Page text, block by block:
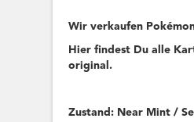
Wir verkaufen
Hier findest Du alle
original.
Zustand: Near Mint /